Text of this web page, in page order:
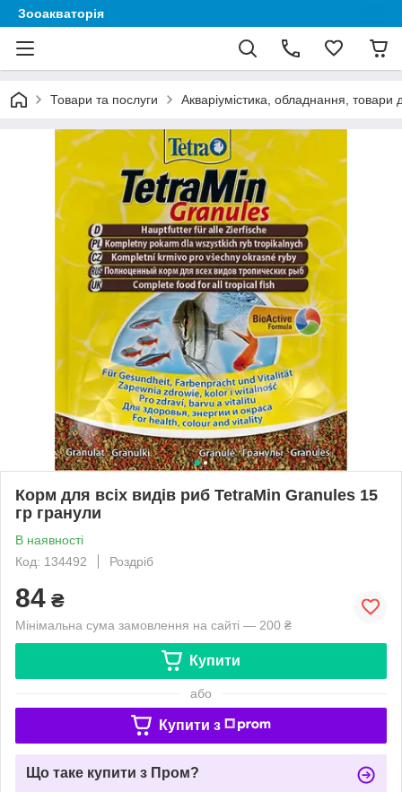
Зооакваторія
Товари та послуги Акваріумістика, обладнання, товари
Корм для всіх видів риб TetraMin Granules 15
гр гранули
В наявності
Код: 134492
Роздріб
84 ₴
Мінімальна сума замовлення на сайті — 200 ₴
Купити
або
Купити з
Що таке купити з Пром?